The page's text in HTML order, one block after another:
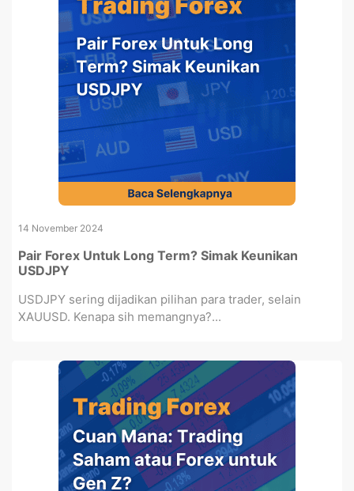
14 November 2024
Pair Forex Untuk Long Term? Simak Keunikan
USDJPY
USDJPY sering dijadikan pilihan para trader, selain
XAUUSD. Kenapa sih memangnya?...